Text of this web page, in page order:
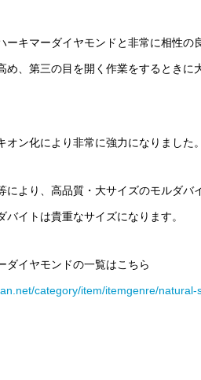
ーキマーダイヤモンドと非常に相性の
め、第三の目を開く作業をするときに
オン化により非常に強力になりました
により、高品質・大サイズのモルダバ
バイトは貴重なサイズになります。
ダイヤモンドの一覧はこちら
category/item/itemgenre/